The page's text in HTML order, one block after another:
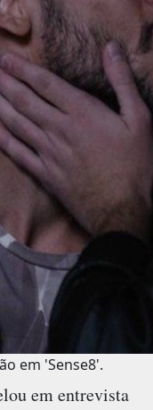
em 'Sense8'.
em entrevista